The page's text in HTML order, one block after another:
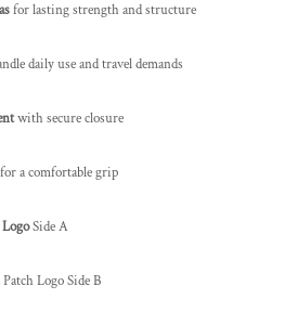
for lasting strength and structure
daily use and travel demands
with secure closure
for a comfortable grip
Side A
Logo Side B